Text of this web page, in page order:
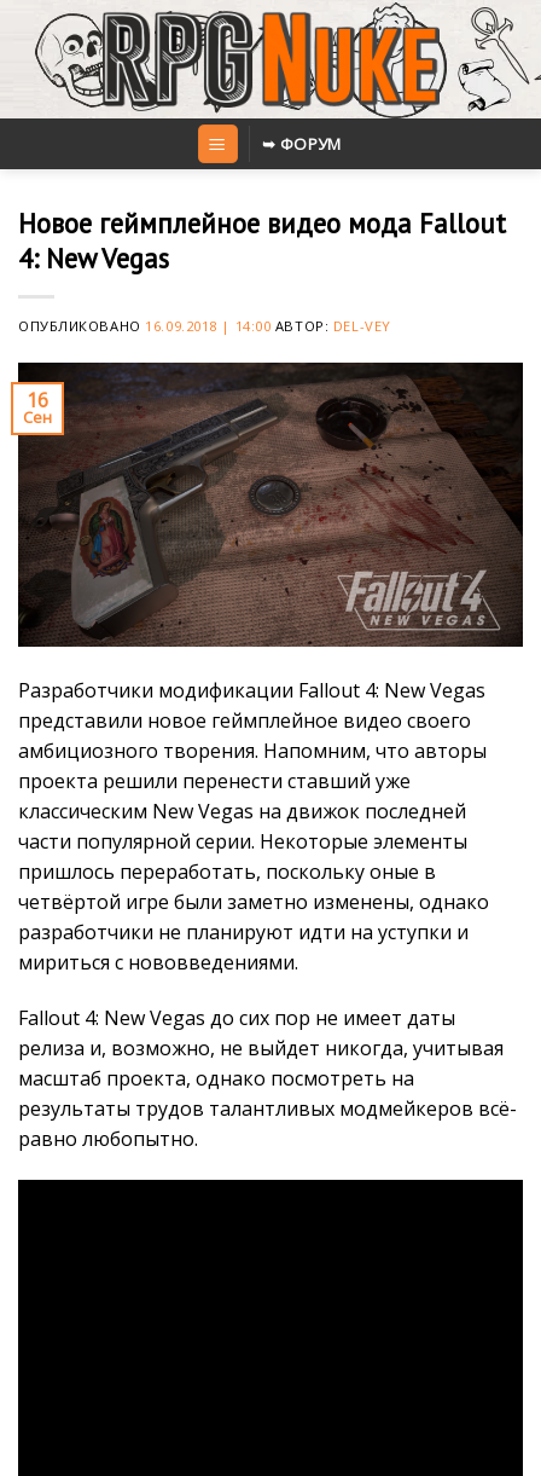
content
➥ ФОРУМ
Новое геймплейное видео мода Fallout
4: New Vegas
ОПУБЛИКОВАНО 16.09.2018 | 14:00 АВТОР: DEL-VEY
16
Сен
Разработчики модификации Fallout 4: New Vegas
представили новое геймплейное видео своего
амбициозного творения. Напомним, что авторы
проекта решили перенести ставший уже
классическим New Vegas на движок последней
части популярной серии. Некоторые элементы
пришлось переработать, поскольку оные в
четвёртой игре были заметно изменены, однако
разработчики не планируют идти на уступки и
мириться с нововведениями.
Fallout 4: New Vegas до сих пор не имеет даты
релиза и, возможно, не выйдет никогда, учитывая
масштаб проекта, однако посмотреть на
результаты трудов талантливых модмейкеров всё-
равно любопытно.